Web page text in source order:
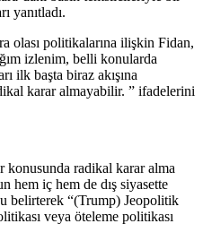
yanıtladı.
olası politikalarına ilişkin Fidan,
izlenim, belli konularda
ilk başta biraz akışına
karar almayabilir. ” ifadelerini
konusunda radikal karar alma
hem iç hem de dış siyasette
belirterek “(Trump) Jeopolitik
veya öteleme politikası